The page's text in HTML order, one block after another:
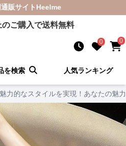
販サイト Heelme
ご購入で送料無料
0 0
を検索 人気ランキング
魅力的なスタイルを実現！あなたの魅